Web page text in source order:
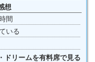
想
間
いる
ドリームを有料席で見る